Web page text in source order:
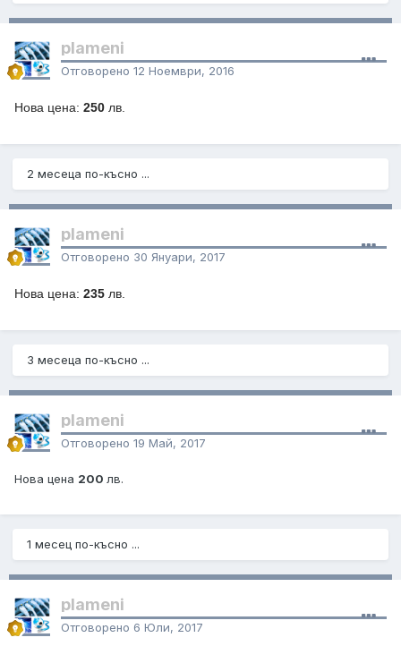
plameni
Отговорено 12 Ноември, 2016
Нова цена: 250 лв.
2 месеца по-късно ...
plameni
Отговорено 30 Януари, 2017
Нова цена: 235 лв.
3 месеца по-късно ...
plameni
Отговорено 19 Май, 2017
Нова цена 200 лв.
1 месец по-късно ...
plameni
Отговорено 6 Юли, 2017